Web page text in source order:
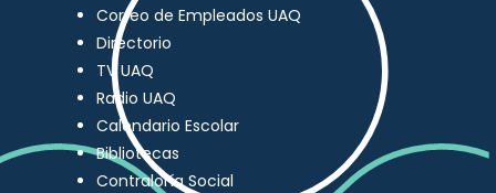
Correo de Empleados UAQ
Directorio
TV UAQ
Radio UAQ
Calendario Escolar
Bibliotecas
Contraloría Social